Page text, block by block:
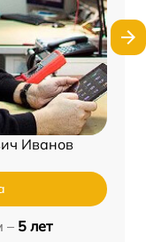
Иванов
– 5 лет